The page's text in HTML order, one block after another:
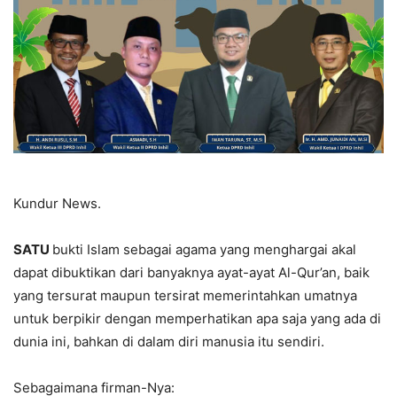
Kundur News.
SATU bukti Islam sebagai agama yang menghargai akal
dapat dibuktikan dari banyaknya ayat-ayat Al-Qur’an, baik
yang tersurat maupun tersirat memerintahkan umatnya
untuk berpikir dengan memperhatikan apa saja yang ada di
dunia ini, bahkan di dalam diri manusia itu sendiri.
Sebagaimana firman-Nya: